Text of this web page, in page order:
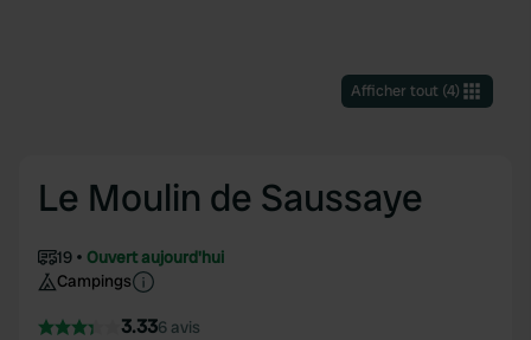
Afficher tout(4)
Le Moulin de Saussaye
19
Ouvert aujourd'hui
Campings
3.336 avis